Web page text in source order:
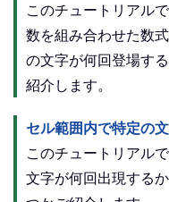
このチュートリアル
数を組み合わせた数
の文字が何回登場す
紹介します。
セル範囲内で特定の
このチュートリアル
文字が何回出現する